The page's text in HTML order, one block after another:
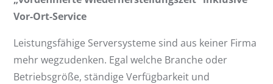
Vor-Ort-Service
Leistungsfähige Serversysteme sind aus keiner Firma
mehr wegzudenken. Egal welche Branche oder
Betriebsgröße, ständige Verfügbarkeit und